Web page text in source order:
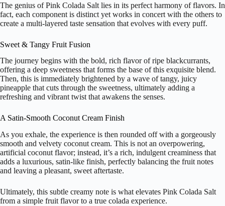
The genius of Pink Colada Salt lies in its perfect harmony of flavors. In
fact, each component is distinct yet works in concert with the others to
create a multi-layered taste sensation that evolves with every puff.
Sweet & Tangy Fruit Fusion
The journey begins with the bold, rich flavor of ripe blackcurrants,
offering a deep sweetness that forms the base of this exquisite blend.
Then, this is immediately brightened by a wave of tangy, juicy
pineapple that cuts through the sweetness, ultimately adding a
refreshing and vibrant twist that awakens the senses.
A Satin-Smooth Coconut Cream Finish
As you exhale, the experience is then rounded off with a gorgeously
smooth and velvety coconut cream. This is not an overpowering,
artificial coconut flavor; instead, it’s a rich, indulgent creaminess that
adds a luxurious, satin-like finish, perfectly balancing the fruit notes
and leaving a pleasant, sweet aftertaste.
Ultimately, this subtle creamy note is what elevates Pink Colada Salt
from a simple fruit flavor to a true colada experience.